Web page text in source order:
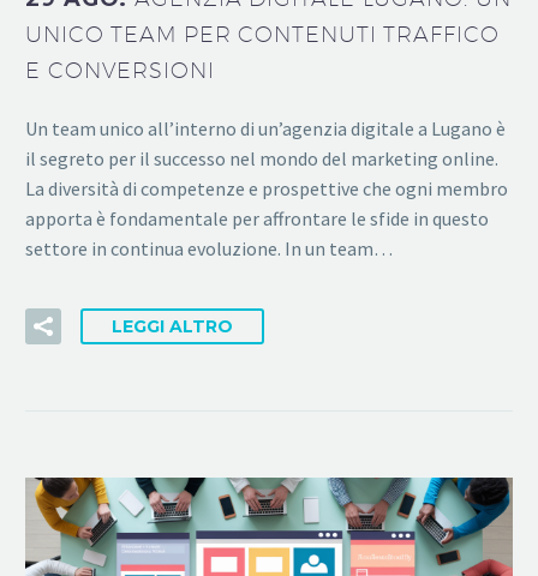
UNICO TEAM PER CONTENUTI TRAFFICO
E CONVERSIONI
Un team unico all’interno di un’agenzia digitale a Lugano è
il segreto per il successo nel mondo del marketing online.
La diversità di competenze e prospettive che ogni membro
apporta è fondamentale per affrontare le sfide in questo
settore in continua evoluzione. In un team…
LEGGI ALTRO